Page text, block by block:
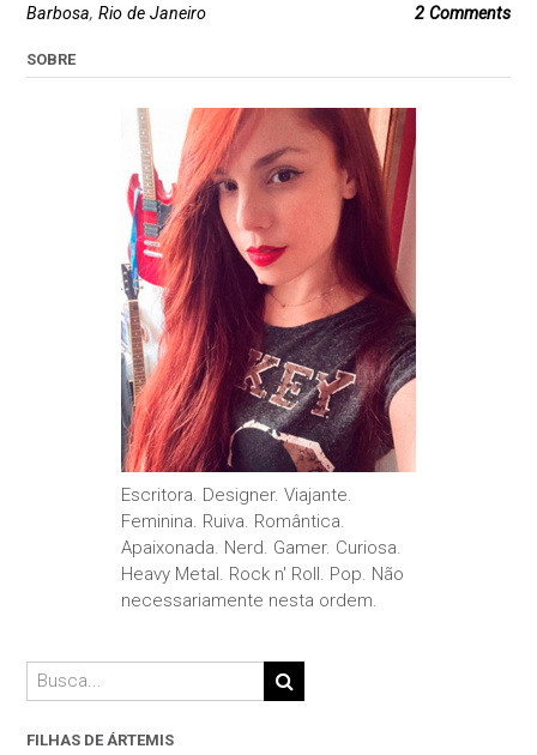
Barbosa, Rio de Janeiro 2 Comments
SOBRE
Escritora. Designer. Viajante.
Feminina. Ruiva. Romântica.
Apaixonada. Nerd. Gamer. Curiosa.
Heavy Metal. Rock n' Roll. Pop. Não
necessariamente nesta ordem.
FILHAS DE ÁRTEMIS